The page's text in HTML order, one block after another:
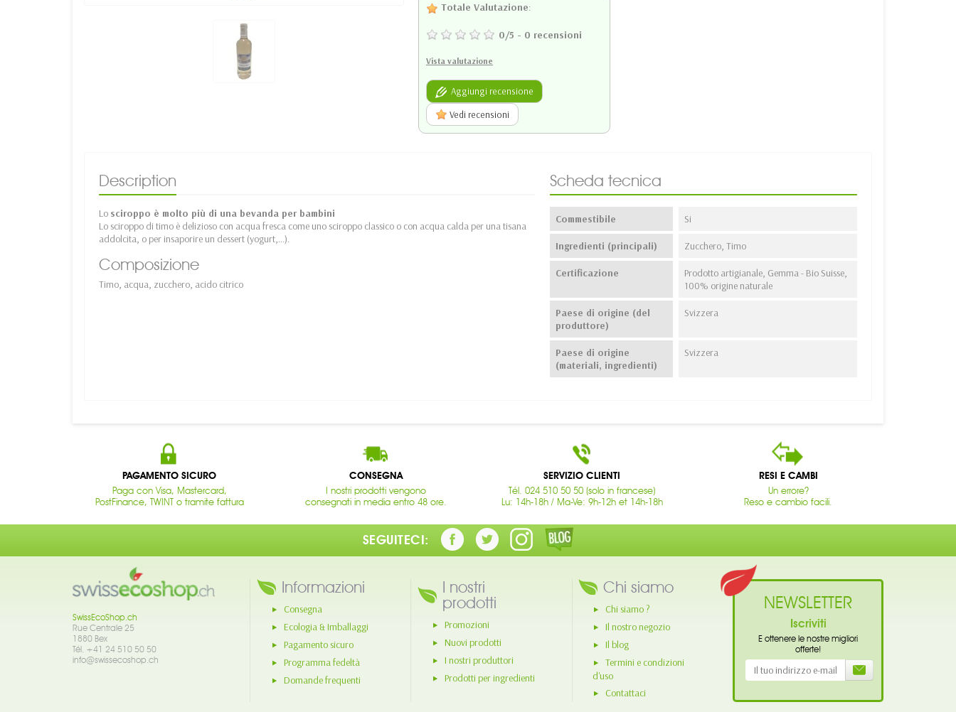
Totale Valutazione:
0/5 - 0 recensioni
Vista valutazione
Aggiungi recensione
Vedi recensioni
Description
Lo sciroppo è molto più di una bevanda per bambini
Lo sciroppo di timo è delizioso con acqua fresca come uno sciroppo classico o con acqua calda per una tisana
addolcita, o per insaporire un dessert (yogurt,...).
Composizione
Timo, acqua, zucchero, acido citrico
Scheda tecnica
Commestibile Si
Ingredienti (principali) Zucchero, Timo
Certificazione
Prodotto artigianale, Gemma - Bio Suisse,
100% origine naturale
Paese di origine (del
produttore)
Svizzera
Paese di origine
(materiali, ingredienti)
Svizzera
PAGAMENTO SICURO
Paga con Visa, Mastercard,
PostFinance, TWINT o tramite fattura
CONSEGNA
I nostri prodotti vengono
consegnati in media entro 48 ore.
SERVIZIO CLIENTI
Tél. 024 510 50 50 (solo in francese)
Lu: 14h-18h / Ma-Ve: 9h-12h et 14h-18h
RESI E CAMBI
Un errore?
Reso e cambio facili.
SEGUITECI:
SwissEcoShop.ch
Rue Centrale 25
1880 Bex
Tél. +41 24 510 50 50
info@swissecoshop.ch
Informazioni
Consegna
Ecologia & Imballaggi
Pagamento sicuro
Programma fedeltà
Domande frequenti
I nostri
prodotti
Promozioni
Nuovi prodotti
I nostri produttori
Prodotti per ingredienti
Chi siamo
Chi siamo ?
Il nostro negozio
Il blog
Termini e condizioni
d'uso
Contattaci
NEWSLETTER
Iscriviti
E ottenere le nostre migliori
offerte!